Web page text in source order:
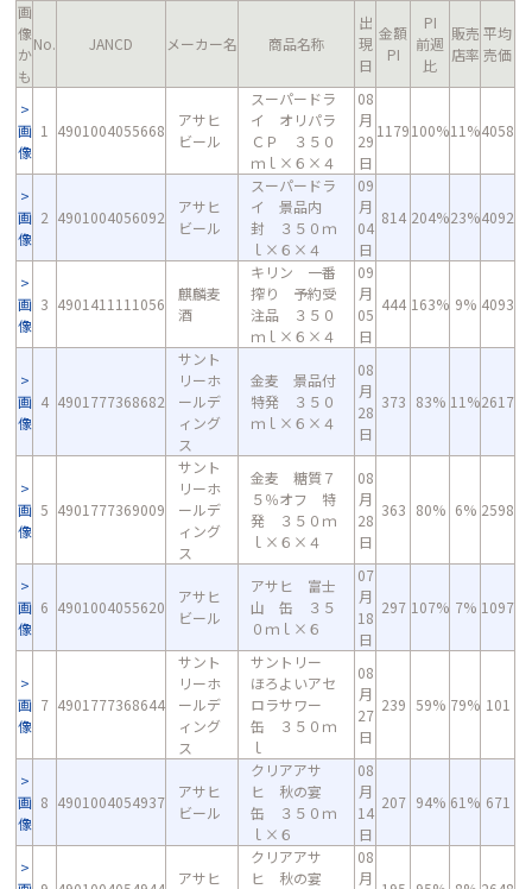
画
像
か
も
No. JANCD メーカー名 商品名称
出
現
日
金額
PI
PI
前週
比
販売
店率
平均
売価
画
像
1 4901004055668
アサヒ
ビール
スーパードラ
イ オリパラ
ＣＰ ３５０
ｍｌ×６×４
08
月
29
日
1179100%11%4058
画
像
2 4901004056092
アサヒ
ビール
スーパードラ
イ 景品内
封 ３５０ｍ
ｌ×６×４
09
月
04
日
814 204%23%4092
画
像
3 4901411111056
麒麟麦
酒
キリン 一番
搾り 予約受
注品 ３５０
ｍｌ×６×４
09
月
05
日
444 163% 9% 4093
画
像
4 4901777368682
サント
リーホ
ールデ
ィング
ス
金麦 景品付
特発 ３５０
ｍｌ×６×４
08
月
28
日
373 83% 11%2617
画
像
5 4901777369009
サント
リーホ
ールデ
ィング
ス
金麦 糖質７
５％オフ 特
発 ３５０ｍ
ｌ×６×４
08
月
28
日
363 80% 6% 2598
画
像
6 4901004055620
アサヒ
ビール
アサヒ 富士
山 缶 ３５
０ｍｌ×６
07
月
18
日
297 107% 7% 1097
画
像
7 4901777368644
サント
リーホ
ールデ
ィング
ス
サントリー
ほろよいアセ
ロラサワー
缶 ３５０ｍ
ｌ
08
月
27
日
239 59% 79% 101
画
像
8 4901004054937
アサヒ
ビール
クリアアサ
ヒ 秋の宴
缶 ３５０ｍ
ｌ×６
08
月
14
日
207 94% 61% 671
アサヒ
クリアアサ
ヒ 秋の宴
08
月